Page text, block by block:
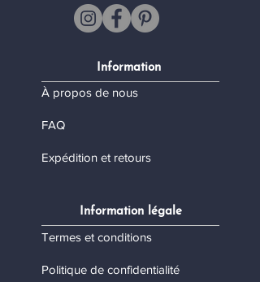
Information
À propos de nous
FAQ
Expédition et retours
Information légale
Termes et conditions
Politique de confidentialité